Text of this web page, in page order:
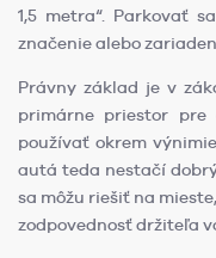
1,5 metra“. Parkovať
značenie alebo
Právny základ je v
primárne priestor
používať okrem
autá teda nestačí
sa môžu riešiť na
zodpovednosť držiteľa